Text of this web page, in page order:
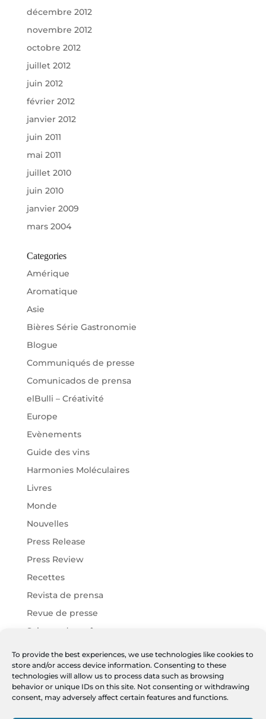
To provide the best experiences, we use technologies like cookies to
store and/or access device information. Consenting to these
technologies will allow us to process data such as browsing
behavior or unique IDs on this site. Not consenting or withdrawing
consent, may adversely affect certain features and functions.
décembre 2012
novembre 2012
octobre 2012
juillet 2012
juin 2012
février 2012
janvier 2012
juin 2011
mai 2011
juillet 2010
juin 2010
janvier 2009
mars 2004
Categories
Amérique
Aromatique
Asie
Bières Série Gastronomie
Blogue
Communiqués de presse
Comunicados de prensa
elBulli – Créativité
Europe
Evènements
Guide des vins
Harmonies Moléculaires
Livres
Monde
Nouvelles
Press Release
Press Review
Recettes
Revista de prensa
Revue de presse
Science des arômes
Vins Harmonies
Vins JF